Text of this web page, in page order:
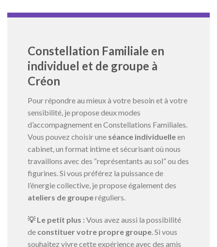
Constellation Familiale en
individuel et de groupe à
Créon
Pour répondre au mieux à votre besoin et à votre
sensibilité, je propose deux modes
d’accompagnement en Constellations Familiales.
Vous pouvez choisir une séance individuelleen
cabinet, un format intime et sécurisant où nous
travaillons avec des “représentants au sol” ou des
figurines. Si vous préférez la puissance de
l’énergie collective, je propose également des
ateliers de grouperéguliers.
💡 Le petit plus : Vous avez aussi la possibilité
de constituer votre propre groupe. Si vous
souhaitez vivre cette expérience avec des amis